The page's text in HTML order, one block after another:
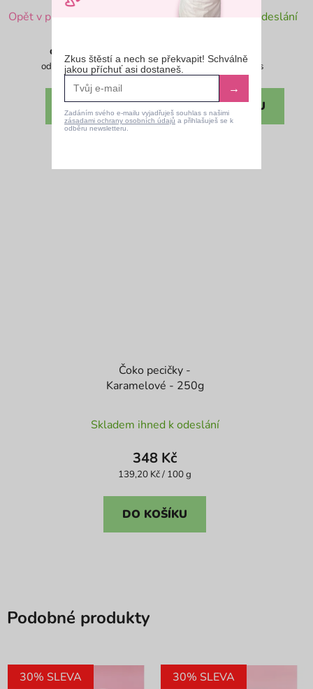
Průměrné
je
4,8
z
5
Opět v prodeji od 14.9.2026
od
Měrná
od 164,83 Kč / 1 ks
DETAIL
hodnocení
je
z
5
Skladem ihned k odeslání
Měrná
cena:
46,70 Kč / 1 ks
DO KOŠÍKU
Čoko pecičky -
Karamelové - 250g
hodnocení
produktu
je
z
Skladem ihned k odeslání
348 Kč
Měrná
139,20 Kč / 100 g
DO KOŠÍKU
Podobné produkty
30% SLEVA
30% SLEVA
Zkus štěstí a nech se překvapit! Schválně
jakou příchuť asi dostaneš.
→
Zadáním svého e-mailu vyjadřuješ souhlas s našimi
zásadami ochrany osobních údajů a přihlašuješ se k
odběru newsletteru.